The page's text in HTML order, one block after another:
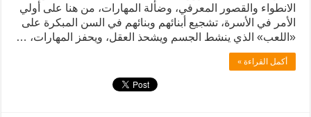
الانطواء والقصور المعرفي، وضألة المهارات، من هنا على أولي
الأمر في الأسرة، تشجيع أبنائهم وبنائهم في السن المبكرة على
«اللعب» الذي ينشط الجسم ويشحذ العقل، ويحفز المهارات، …
أكمل القراءة »